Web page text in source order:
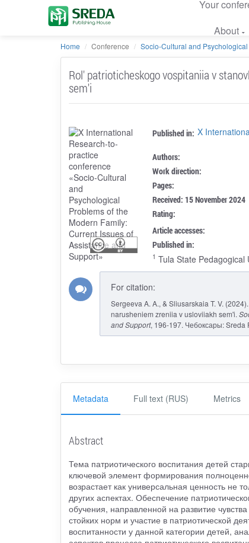
Your
About
Home Conference Socio-Cultural and Psychological
Rol' patrioticheskogo vospitaniia v
sem'i
Published in: X
Authors:
Work direction:
Pages:
Received: 15 November 2024
Rating:
Article accesses:
Published in:
1 Tula State
For citation:
Sergeeva A. A., & Sliusarskaia T. V.
narusheniem zreniia v usloviiakh sem'i.
and Support, 196-197. Чебоксары: Sreda
Metadata Full text (RUS) Metrics
Abstract
Тема патриотического воспитания детей
ключевой элемент формирования
возрастает как универсальная ценность не
других аспектах. Обеспечение
обучения, направленной на развитие
стойких норм и участие в патриотической
воспитанности у данной категории детей,